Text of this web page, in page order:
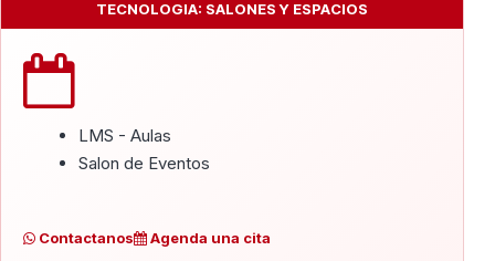
TECNOLOGIA: SALONES Y ESPACIOS
LMS - Aulas
Salon de Eventos
Contactanos Agenda una cita